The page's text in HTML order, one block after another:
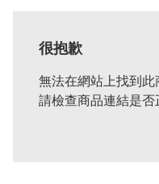
很抱歉
無法在網站上找到此
請檢查商品連結是否